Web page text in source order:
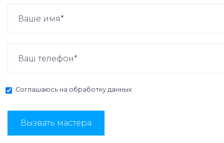
Соглашаюсь на обработку данных
Вызвать мастера